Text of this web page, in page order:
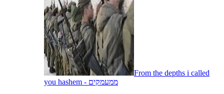
From the depths i called
you hashem - ממעמקים